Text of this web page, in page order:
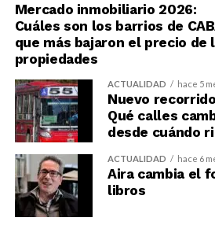
Mercado inmobiliario 2026:
Cuáles son los barrios de
que más bajaron el precio de
propiedades
ACTUALIDAD hace 5
Nuevo
Qué calles
desde cuándo
ACTUALIDAD hace 6
Aira cambia el
libros